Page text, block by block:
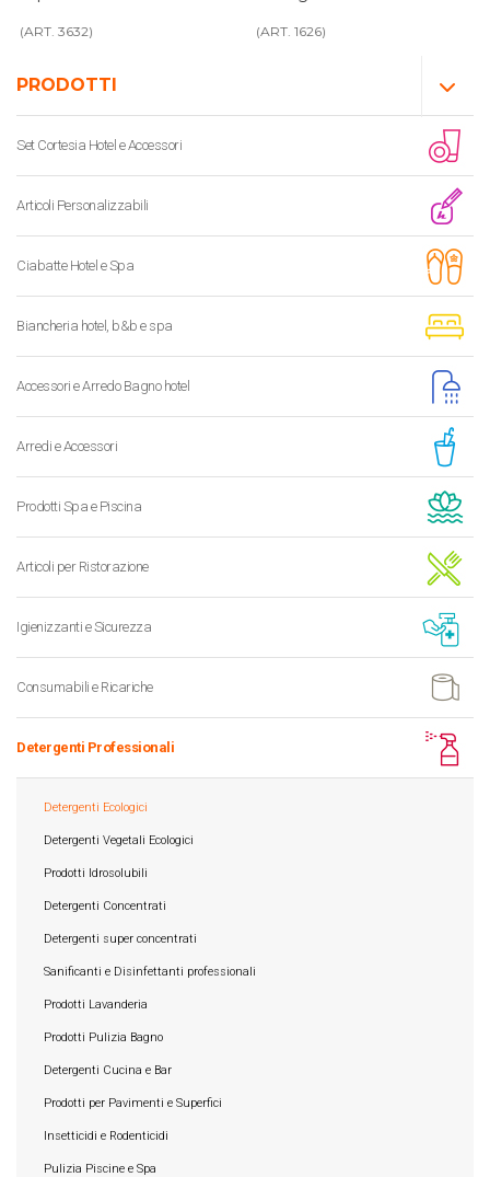
PRODOTTI
Set Cortesia Hotel e Accessori
Articoli Personalizzabili
Ciabatte Hotel e Spa
Biancheria hotel, b&b e spa
Accessori e Arredo Bagno hotel
Arredi e Accessori
Prodotti Spa e Piscina
Articoli per Ristorazione
Igienizzanti e Sicurezza
Consumabili e Ricariche
Detergenti Professionali
Detergenti Ecologici
Detergenti Vegetali Ecologici
Prodotti Idrosolubili
Detergenti Concentrati
Detergenti super concentrati
Sanificanti e Disinfettanti professionali
Prodotti Lavanderia
Prodotti Pulizia Bagno
Detergenti Cucina e Bar
Prodotti per Pavimenti e Superfici
Insetticidi e Rodenticidi
Pulizia Piscine e Spa
(ART. 3632) (ART. 1626)